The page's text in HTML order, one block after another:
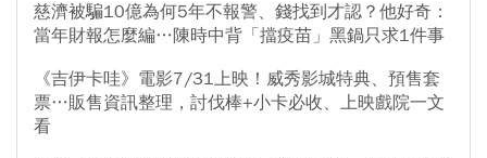
慈濟被騙10億為何5年不報警、錢找到才認？他好奇：
當年財報怎麼編…陳時中背「擋疫苗」黑鍋只求1件事
《吉伊卡哇》電影7/31上映！威秀影城特典、預售套
票…販售資訊整理，討伐棒+小卡必收、上映戲院一文
看